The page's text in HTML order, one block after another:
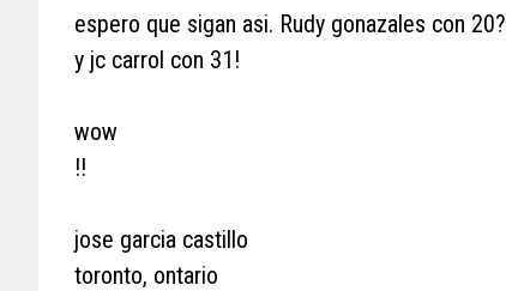
espero que sigan asi. Rudy gonazales con 20?
y jc carrol con 31!
wow
!!
jose garcia castillo
toronto, ontario